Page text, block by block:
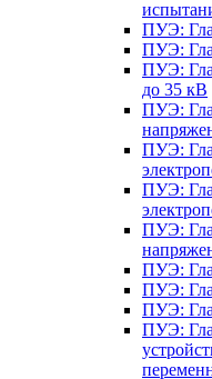
ПУЭ:
ПУЭ:
ПУЭ:
до 35 кВ
ПУЭ:
ПУЭ:
ПУЭ:
ПУЭ:
ПУЭ:
ПУЭ:
ПУЭ:
ПУЭ: